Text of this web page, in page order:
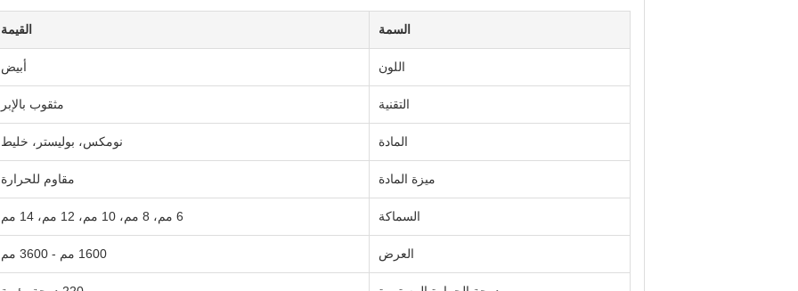
السمة القيمة
اللون أبيض
التقنية مثقوب بالإبر
المادة نومكس، بوليستر، خليط
ميزة المادة مقاوم للحرارة
السماكة 6 مم، 8 مم، 10 مم، 12 مم، 14 مم
العرض 1600 مم - 3600 مم